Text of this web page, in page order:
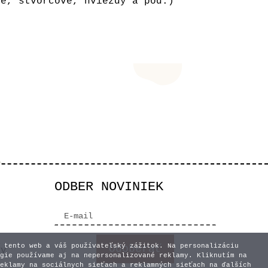
ODBER NOVINIEK
tento web a váš používateľský zážitok. Na personalizáciu
používame aj na nepersonalizované reklamy. Kliknutím na
na sociálnych sieťach a reklamných sieťach na ďalších